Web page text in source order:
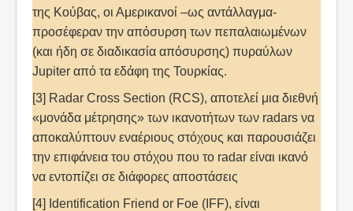
της Κούβας, οι Αμερικανοί –ως αντάλλαγμα-
προσέφεραν την απόσυρση των πεπαλαιωμένων
(και ήδη σε διαδικασία απόσυρσης) πυραύλων
Jupiter από τα εδάφη της Τουρκίας.
[3] Radar Cross Section (RCS), αποτελεί μια διεθνή
«μονάδα μέτρησης» των ικανοτήτων των radars να
αποκαλύπτουν εναέριους στόχους και παρουσιάζει
την επιφάνεια του στόχου που το radar είναι ικανό
να εντοπίζει σε διάφορες αποστάσεις
[4] Identification Friend or Foe (IFF), είναι